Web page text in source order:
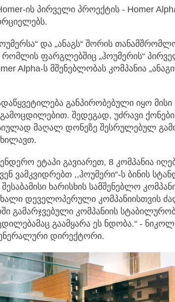
ის პირველი პროექტის - Homer
და „ანაგს“ შორის
ფარგლებშიც „ჰოუმერის“
Alpha-ს მშენებლობას კომპანია
განპირობებული იყო
შედეგად, უძრავი
მაღალ დონეზე შესრულებულ
ეტაპი გავიარეთ, 8 კომპანია
ვამკვიდრებთ ,,ჰოუმერი“-ს ბინის
ხარისხის სამშენებლო
დეველოპერული კომპანიისთვის
გამარჯვებული კომპანიის
გაამყარა ეს ნდობა.“ -
დირექტორი.